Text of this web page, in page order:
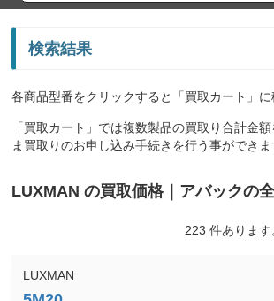
検索結果
各商品型番をクリックすると「買取カート」に
「買取カート」では複数製品の買取り合計金
ま買取りのお申し込み手続きを行う事ができま
LUXMAN の買取価格｜アバックの
223 件あります
LUXMAN